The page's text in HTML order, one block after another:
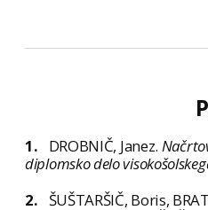
1. DROBNIČ, Janez.
diplomsko delo
2. ŠUŠTARŠIČ, Boris,